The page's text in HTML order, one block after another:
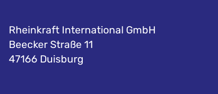
Rheinkraft International GmbH
Beecker Straße 11
47166 Duisburg